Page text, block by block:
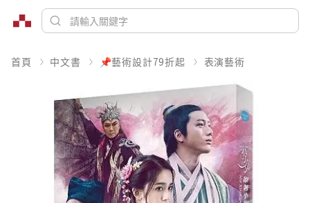
首頁 中文書 📌藝術設計79折起 表演藝術